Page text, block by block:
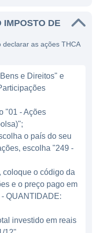
Os líderes da
vasta
histórico de
em
II
segmento de
últimos anos
nos
IMPOSTO DE
as ações THCA
e Direitos" e
"01 - Ações
o país do seu
escolha "249 -
coloque o código da
e o preço pago em
QUANTIDADE:
investido em reais